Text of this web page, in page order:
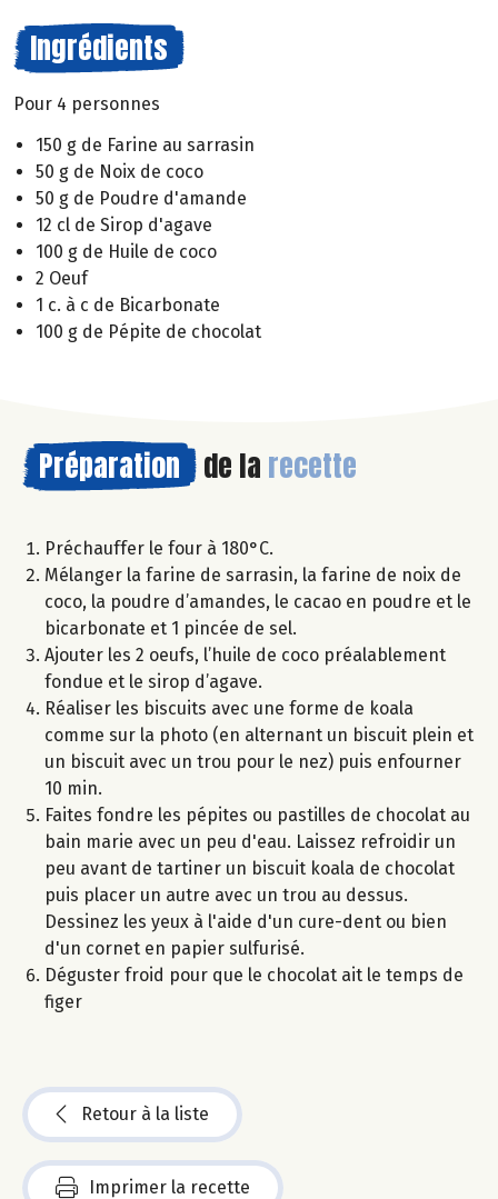
Ingrédients
Pour 4 personnes
150 g de Farine au sarrasin
50 g de Noix de coco
50 g de Poudre d'amande
12 cl de Sirop d'agave
100 g de Huile de coco
2 Oeuf
1 c. à c de Bicarbonate
100 g de Pépite de chocolat
Préparation de la recette
Préchauffer le four à 180°C.
Mélanger la farine de sarrasin, la farine de noix de
coco, la poudre d’amandes, le cacao en poudre et le
bicarbonate et 1 pincée de sel.
Ajouter les 2 oeufs, l’huile de coco préalablement
fondue et le sirop d’agave.
Réaliser les biscuits avec une forme de koala
comme sur la photo (en alternant un biscuit plein et
un biscuit avec un trou pour le nez) puis enfourner
10 min.
Faites fondre les pépites ou pastilles de chocolat au
bain marie avec un peu d'eau. Laissez refroidir un
peu avant de tartiner un biscuit koala de chocolat
puis placer un autre avec un trou au dessus.
Dessinez les yeux à l'aide d'un cure-dent ou bien
d'un cornet en papier sulfurisé.
Déguster froid pour que le chocolat ait le temps de
figer
Retour à la liste
Imprimer la recette